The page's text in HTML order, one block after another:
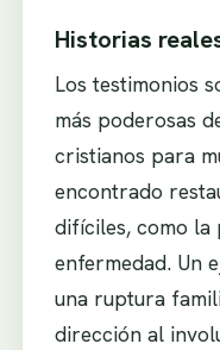
Historias
Los testimonios
más poderosas
cristianos para
encontrado
difíciles, como la
enfermedad. Un
una ruptura
dirección al